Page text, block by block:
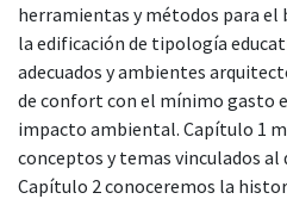
herramientas y métodos para el
la edificación de tipología
adecuados y ambientes
de confort con el mínimo gasto
impacto ambiental. Capítulo 1
conceptos y temas vinculados
Capítulo 2 conoceremos la